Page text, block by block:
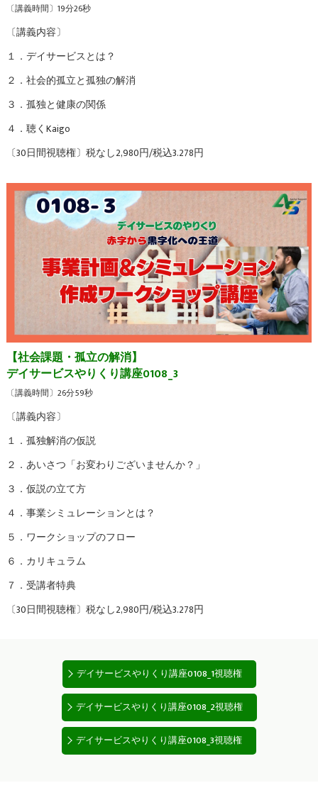
〔講義時間〕19分26秒
〔講義内容〕
１．デイサービスとは？
２．社会的孤立と孤独の解消
３．孤独と健康の関係
４．聴くKaigo
〔30日間視聴権〕税なし2,980円/税込3.278円
【社会課題・孤立の解消】
デイサービスやりくり講座0108_3
〔講義時間〕26分59秒
〔講義内容〕
１．孤独解消の仮説
２．あいさつ「お変わりございませんか？」
３．仮説の立て方
４．事業シミュレーションとは？
５．ワークショップのフロー
６．カリキュラム
７．受講者特典
〔30日間視聴権〕税なし2,980円/税込3.278円
デイサービスやりくり講座0108_1視聴権
デイサービスやりくり講座0108_2視聴権
デイサービスやりくり講座0108_3視聴権